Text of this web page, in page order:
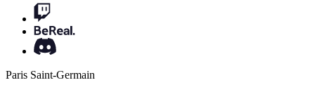
Paris Saint-Germain